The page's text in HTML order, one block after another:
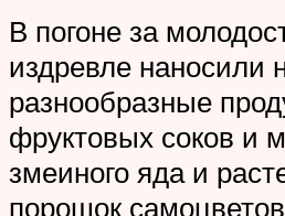
В погоне за
издревле наносили
разнообразные
фруктовых соков и
змеиного яда и
порошок